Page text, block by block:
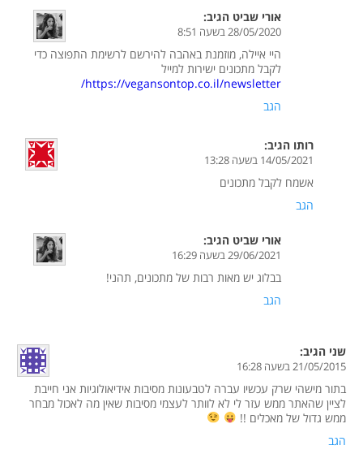
אורי שביט הגיב:
28/05/2020 בשעה 8:51
היי איילה, מוזמנת באהבה להירשם לרשימת התפוצה כדי
לקבל מתכונים ישירות למייל
https://vegansontop.co.il/newsletter/
הגב
רותו הגיב:
14/05/2021 בשעה 13:28
אשמח לקבל מתכונים
הגב
אורי שביט הגיב:
29/06/2021 בשעה 16:29
בבלוג יש מאות רבות של מתכונים, תהני!
הגב
שני הגיב:
21/05/2015 בשעה 16:28
בתור מישהי שרק עכשיו עברה לטבעונות מסיבות אידיאולוגיות אני חייבת
לציין שהאתר ממש עזר לי לא לוותר לעצמי מסיבות שאין מה לאכול מבחר
ממש גדול של מאכלים !!
הגב